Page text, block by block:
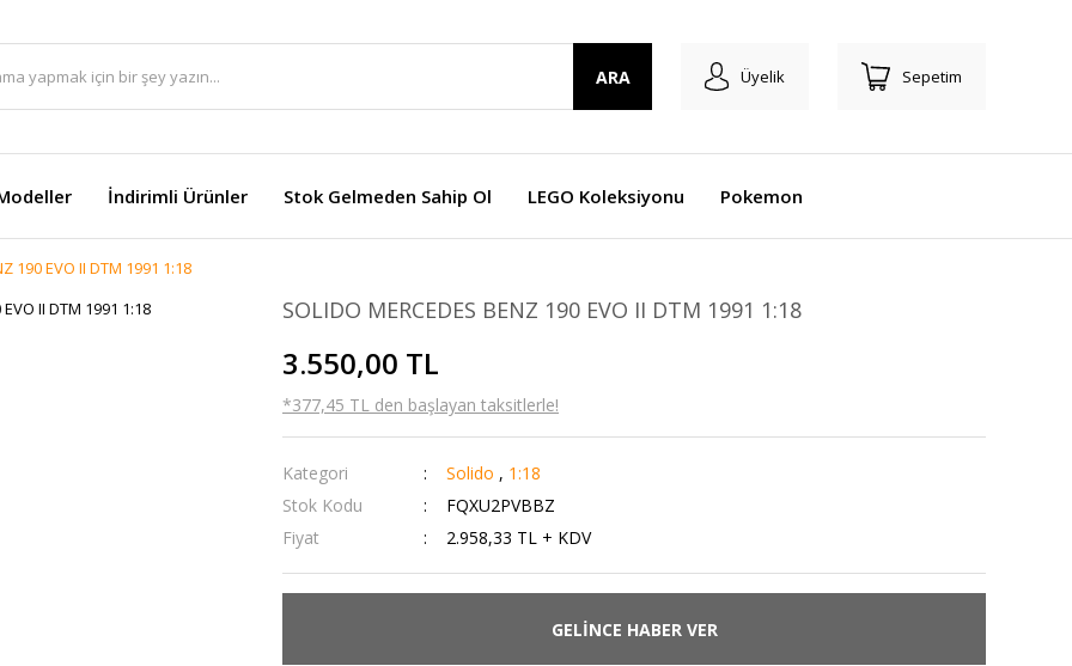
ARA Üyelik Sepetim
İndirimli Ürünler Stok Gelmeden Sahip Ol LEGO Koleksiyonu Pokemon
190 EVO II DTM 1991 1:18
SOLIDO MERCEDES BENZ 190 EVO II DTM 1991 1:18
3.550,00 TL
*377,45 TL den başlayan taksitlerle!
Kategori Solido , 1:18
Stok Kodu
FQXU2PVBBZ
Fiyat
2.958,33 TL + KDV
GELİNCE HABER VER